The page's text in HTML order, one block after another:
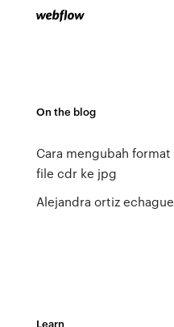
On the blog
Cara mengubah format
file cdr ke jpg
Alejandra ortiz echague
Learn